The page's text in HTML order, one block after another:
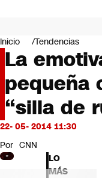
Negocios
Deportes
Programas
Cultura
Servicios
Bits
CNN tiempo
Futuro 360
Opinión
Inicio Tendencias
La
pequeña
“silla de
22- 05- 2014 11:30
Por CNN
LO
MÁS